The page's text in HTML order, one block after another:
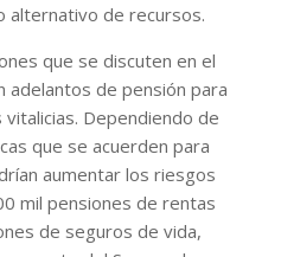
alternativo de recursos.
que se discuten en el
adelantos de pensión para
Dependiendo de
que se acuerden para
aumentar los riesgos
mil pensiones de rentas
de seguros de vida,